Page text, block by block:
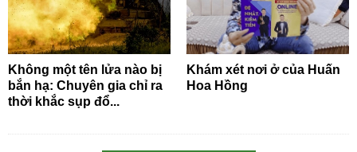
Không một tên lửa nào bị
bắn hạ: Chuyên gia chỉ ra
thời khắc sụp đổ...
Khám xét nơi ở của Huấn
Hoa Hồng